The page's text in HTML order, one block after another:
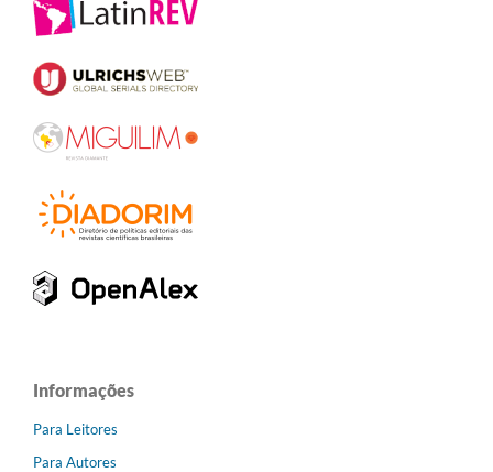
Informações
Para Leitores
Para Autores